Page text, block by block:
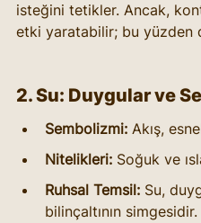
isteğini tetikler. Ancak,
etki yaratabilir; bu yüzden
2. Su: Duygular ve
Sembolizmi: Akış,
Nitelikleri: Soğuk ve
Ruhsal Temsil: Su,
bilinçaltının